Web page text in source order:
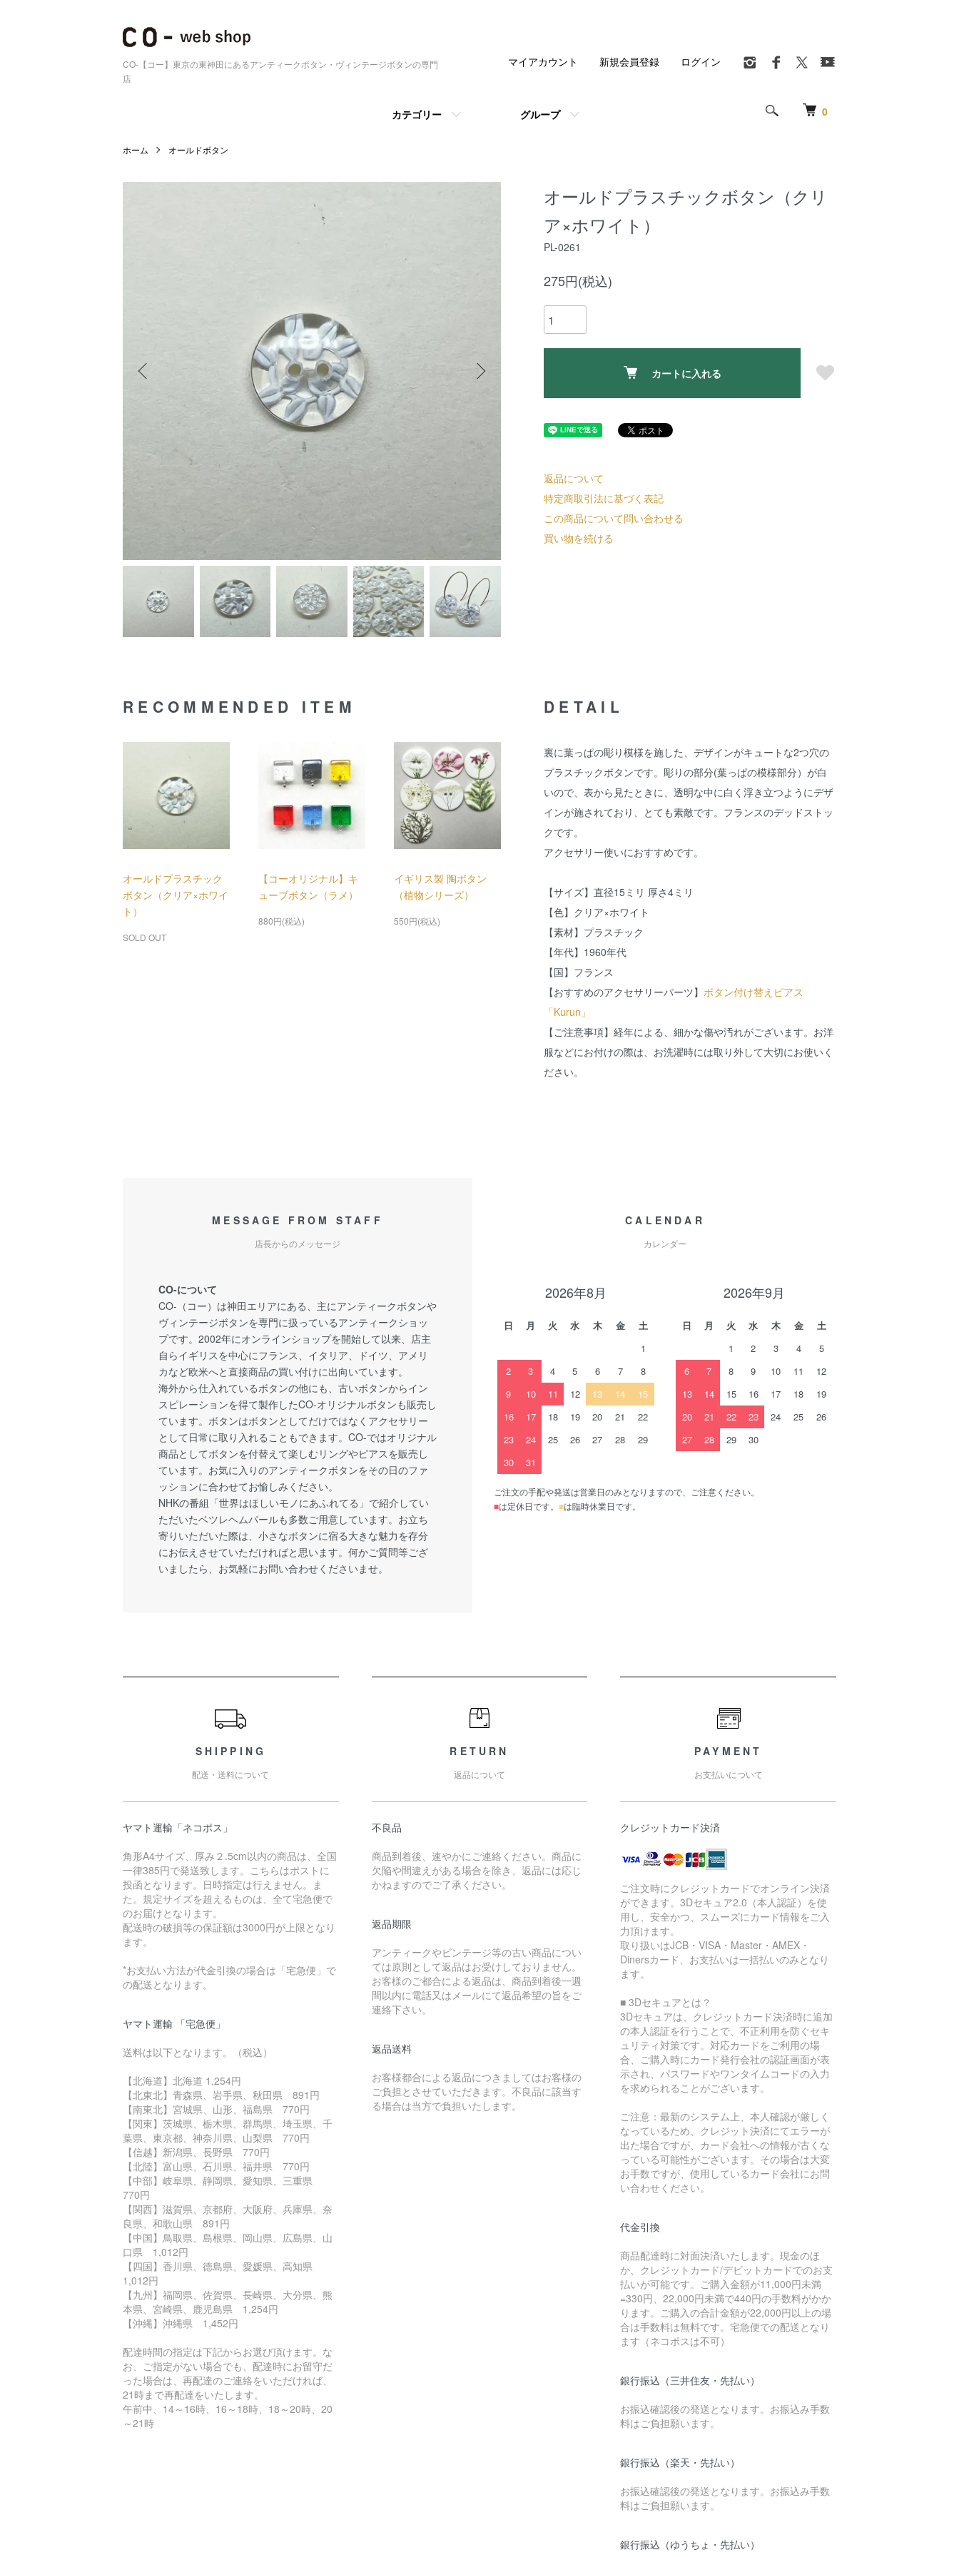
CO-【コー】東京の東神田にあるアンティークボタン・ヴィンテージボタンの専門
店
0
カテゴリー グループ
マイアカウント 新規会員登録 ログイン
ホーム オールドボタン
オールドプラスチックボタン（クリ
ア×ホワイト）
PL-0261
275円(税込)
カートに入れる
返品について
特定商取引法に基づく表記
この商品について問い合わせる
買い物を続ける
DETAIL
裏に葉っぱの彫り模様を施した、デザインがキュートな2つ穴の
プラスチックボタンです。彫りの部分(葉っぱの模様部分）が白
いので、表から見たときに、透明な中に白く浮き立つようにデザ
インが施されており、とても素敵です。フランスのデッドストッ
クです。
アクセサリー使いにおすすめです。
【サイズ】直径15ミリ 厚さ4ミリ
【色】クリア×ホワイト
【素材】プラスチック
【年代】1960年代
【国】フランス
【おすすめのアクセサリーパーツ】 ボタン付け替えピアス
「Kurun」
【ご注意事項】経年による、細かな傷や汚れがございます。お洋
服などにお付けの際は、お洗濯時には取り外して大切にお使いく
ださい。
RECOMMENDED ITEM
オールドプラスチック
ボタン（クリア×ホワイ
ト）
SOLD OUT
【コーオリジナル】キ
ューブボタン（ラメ）
880円(税込)
イギリス製 陶ボタン
（植物シリーズ）
550円(税込)
MESSAGE FROM STAFF
店長からのメッセージ
CO-について
CO-（コー）は神田エリアにある、主にアンティークボタンや
ヴィンテージボタンを専門に扱っているアンティークショッ
プです。2002年にオンラインショップを開始して以来、店主
自らイギリスを中心にフランス、イタリア、ドイツ、アメリ
カなど欧米へと直接商品の買い付けに出向いています。
海外から仕入れているボタンの他にも、古いボタンからイン
スピレーションを得て製作したCO-オリジナルボタンも販売し
ています。ボタンはボタンとしてだけではなくアクセサリー
として日常に取り入れることもできます。CO-ではオリジナル
商品としてボタンを付替えて楽しむリングやピアスを販売し
ています。お気に入りのアンティークボタンをその日のファ
ッションに合わせてお愉しみください。
NHKの番組「世界はほしいモノにあふれてる」で紹介してい
ただいたベツレヘムパールも多数ご用意しています。お立ち
寄りいただいた際は、小さなボタンに宿る大きな魅力を存分
にお伝えさせていただければと思います。何かご質問等ござ
いましたら、お気軽にお問い合わせくださいませ。
CALENDAR
カレンダー
2026年8月
日 月 火 水 木 金
土
1
2
3 4 5 6 7
8
9
10 11 12 13 14
15
16
17 18 19 20 21
22
23
24 25 26 27 28
29
30
31
2026年9月
日 月 火 水 木 金
土
1
2 3 4
5
6
7 8 9 10 11
12
13
14 15 16 17 18
19
20
21 22 23 24 25
26
27
28 29 30
ご注文の手配や発送は営業日のみとなりますので、ご注意ください。
■は定休日です。 ■は臨時休業日です。
SHIPPING
配送・送料について
ヤマト運輸「ネコポス」
角形A4サイズ、厚み２.5cm以内の商品は、全国
一律385円で発送致します。こちらはポストに
投函となります。日時指定は行えません。ま
た。規定サイズを超えるものは、全て宅急便で
のお届けとなります。
配送時の破損等の保証額は3000円が上限となり
ます。
*お支払い方法が代金引換の場合は「宅急便」で
の配送となります。
ヤマト運輸 「宅急便」
送料は以下となります。（税込）
【北海道】北海道 1,254円
【北東北】青森県、岩手県、秋田県 891円
【南東北】宮城県、山形、福島県 770円
【関東】茨城県、栃木県、群馬県、埼玉県、千
葉県、東京都、神奈川県、山梨県 770円
【信越】新潟県、長野県 770円
【北陸】富山県、石川県、福井県 770円
【中部】岐阜県、静岡県、愛知県、三重県
770円
【関西】滋賀県、京都府、大阪府、兵庫県、奈
良県、和歌山県 891円
【中国】鳥取県、島根県、岡山県、広島県、山
口県 1,012円
【四国】香川県、徳島県、愛媛県、高知県
1,012円
【九州】福岡県、佐賀県、長崎県、大分県、熊
本県、宮崎県、鹿児島県 1,254円
【沖縄】沖縄県 1,452円
配達時間の指定は下記からお選び頂けます。な
お、ご指定がない場合でも、配達時にお留守だ
った場合は、再配達のご連絡をいただければ、
21時まで再配達をいたします。
午前中、14～16時、16～18時、18～20時、20
～21時
RETURN
返品について
不良品
商品到着後、速やかにご連絡ください。商品に
欠陥や間違えがある場合を除き、返品には応じ
かねますのでご了承ください。
返品期限
アンティークやビンテージ等の古い商品につい
ては原則として返品はお受けしておりません。
お客様のご都合による返品は、商品到着後一週
間以内に電話又はメールにて返品希望の旨をご
連絡下さい。
返品送料
お客様都合による返品につきましてはお客様の
ご負担とさせていただきます。不良品に該当す
る場合は当方で負担いたします。
PAYMENT
お支払いについて
クレジットカード決済
ご注文時にクレジットカードでオンライン決済
ができます。3Dセキュア2.0（本人認証）を使
用し、安全かつ、スムーズにカード情報をご入
力頂けます。
取り扱いはJCB・VISA・Master・AMEX・
Dinersカード、お支払いは一括払いのみとなり
ます。
■ 3Dセキュアとは？
3Dセキュアは、クレジットカード決済時に追加
の本人認証を行うことで、不正利用を防ぐセキ
ュリティ対策です。対応カードをご利用の場
合、ご購入時にカード発行会社の認証画面が表
示され、パスワードやワンタイムコードの入力
を求められることがございます。
ご注意：最新のシステム上、本人確認が厳しく
なっているため、クレジット決済にてエラーが
出た場合ですが、カード会社への情報が古くな
っている可能性がございます。その場合は大変
お手数ですが、使用しているカード会社にお問
い合わせください。
代金引換
商品配達時に対面決済いたします。現金のほ
か、クレジットカード/デビットカードでのお支
払いが可能です。ご購入金額が11,000円未満
=330円、22,000円未満で440円の手数料がかか
ります。ご購入の合計金額が22,000円以上の場
合は手数料は無料です。宅急便での配送となり
ます（ネコポスは不可）
銀行振込（三井住友・先払い）
お振込確認後の発送となります。お振込み手数
料はご負担願います。
銀行振込（楽天・先払い）
お振込確認後の発送となります。お振込み手数
料はご負担願います。
銀行振込（ゆうちょ・先払い）